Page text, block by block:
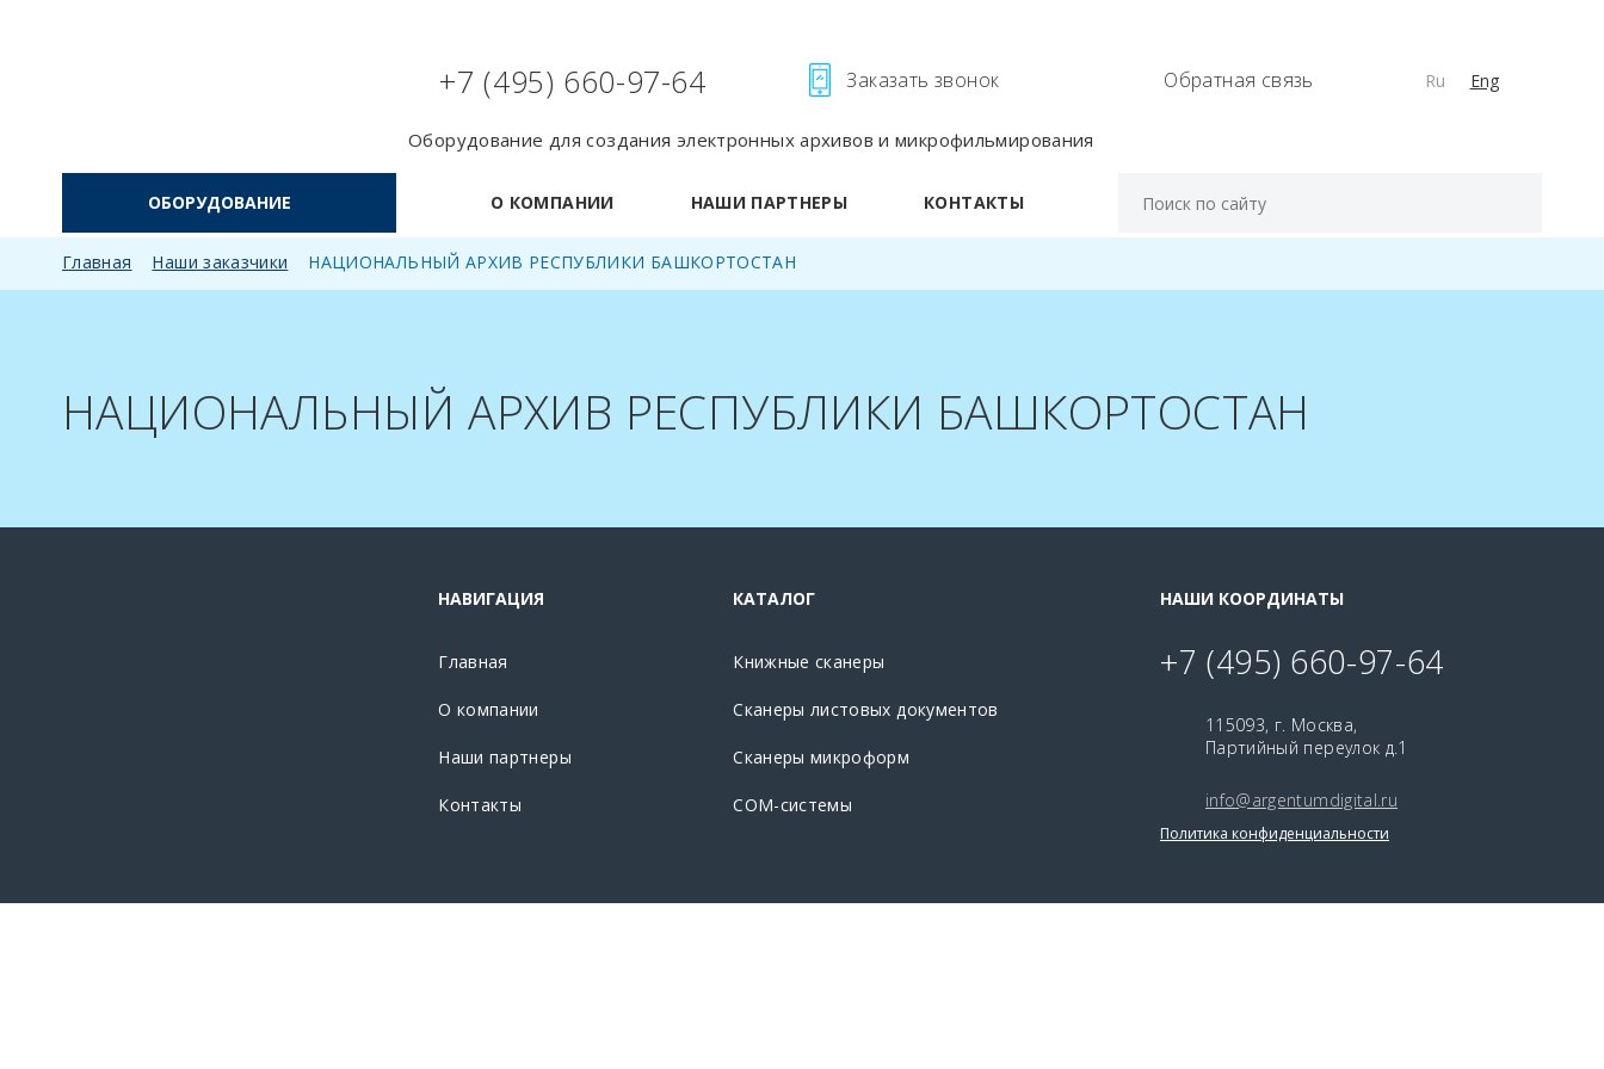
+7 (495) 660-97-64 Заказать звонок Обратная связь Ru Eng
Оборудование для создания электронных архивов и микрофильмирования
ОБОРУДОВАНИЕ О КОМПАНИИ НАШИ ПАРТНЕРЫ КОНТАКТЫ
Главная Наши заказчики НАЦИОНАЛЬНЫЙ АРХИВ РЕСПУБЛИКИ БАШКОРТОСТАН
НАЦИОНАЛЬНЫЙ АРХИВ РЕСПУБЛИКИ БАШКОРТОСТАН
НАВИГАЦИЯ
Главная
О компании
Наши партнеры
Контакты
КАТАЛОГ
Книжные сканеры
Сканеры листовых документов
Сканеры микроформ
CОМ-системы
НАШИ КООРДИНАТЫ
+7 (495) 660-97-64
115093, г. Москва,
Партийный переулок д.1
info@argentumdigital.ru
Политика конфиденциальности